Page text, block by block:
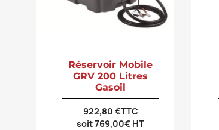
Réservoir Mobile
GRV 200 Litres
Gasoil
922,80 €TTC
soit 769,00€ HT